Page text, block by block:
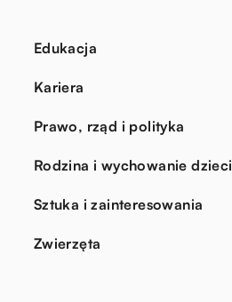
Edukacja
Kariera
Prawo, rząd i polityka
Rodzina i wychowanie dzieci
Sztuka i zainteresowania
Zwierzęta